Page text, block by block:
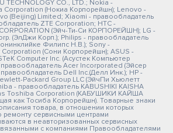
TECHNOLOGY CO., LTD.; Nokia -
Corporation (Нокиа Корпорейшн); Lenovo -
(Beijing) Limited; Xiaomi - правообладатель
ZTE Corporation; HTC -
(Эйч-Ти-Си КОРПОРЕЙШН); LG -
(ЭлДжи Корп.); Philips - правообладатель
Филипс Н.В.); Sony -
(Сони Корпорейшн); ASUS -
Computer Inc. (Асустек Компьютер
Acer Incorporated (Эйсер
Dell Inc.(Делл Инк.); HP -
Packard Group LLC (ЭйчПи Хьюлетт
- правообладатель KABUSHIKI KAISHA
Toshiba Corporation (КАБУШИКИ КАЙША
как Тосиба Корпорейшн). Товарные знаки
товара, в отношении которых
ремонту сервисными центрами
в неавторизованных сервисных
с компаниями Правообладателями